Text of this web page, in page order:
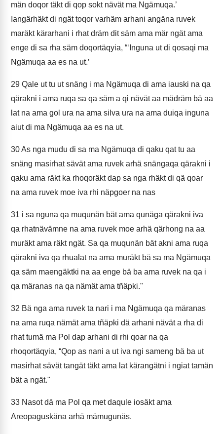
män doqor täkt di qop sokt nävät ma Ngämuqa.’
Iangärhäkt di ngät toqor varhäm arhani angäna ruvek
maräkt kärarhani i rhat dräm dit säm ama mär ngät ama
enge di sa rha säm doqortäqyia, “‘Inguna ut di qosaqi ma
Ngämuqa aa es na ut.’
29 Qale ut tu ut snäng i ma Ngämuqa di ama iauski na qa
qärakni i ama ruqa sa qa säm a qi nävät aa mädräm bä aa
lat na ama gol ura na ama silva ura na ama duiqa inguna
aiut di ma Ngämuqa aa es na ut.
30As nga mudu di sa ma Ngämuqa di qaku qat tu aa
snäng masirhat sävät ama ruvek arhä snängaqa qärakni i
qaku ama räkt ka rhoqoräkt dap sa nga rhäkt di qä qoar
na ama ruvek moe iva rhi näpgoer na nas
31 i sa nguna qa muqunän bät ama qunäga qärakni iva
qa rhatnävämne na ama ruvek moe arhä qärhong na aa
muräkt ama räkt ngät. Sa qa muqunän bät akni ama ruqa
qärakni iva qa rhualat na ama muräkt bä sa ma Ngämuqa
qa säm maengäktki na aa enge bä ba ama ruvek na qa i
qa märanas na qa nämät ama tñäpki."
32 Bä nga ama ruvek ta nari i ma Ngämuqa qa märanas
na ama ruqa nämät ama tñäpki dä arhani nävät a rha di
rhat tumä ma Pol dap arhani di rhi qoar na qa
rhoqortäqyia, “Qop as nani a ut iva ngi sameng bä ba ut
masirhat sävät tangät täkt ama lat kärangätni i ngiat tamän
bät a ngät."
33 Nasot dä ma Pol qa met daqule iosäkt ama
Areopaguskäna arhä mämugunäs.